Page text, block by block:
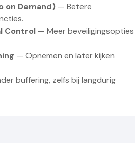
on Demand) — Betere
Control — Meer beveiligingsopties
— Opnemen en later kijken
buffering, zelfs bij langdurig